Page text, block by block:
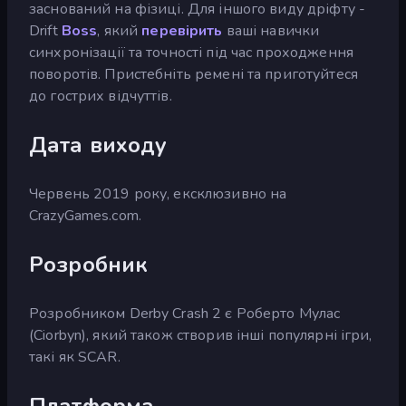
заснований на фізиці. Для іншого виду дріфту -
Drift Boss, який перевірить ваші навички
синхронізації та точності під час проходження
поворотів. Пристебніть ремені та приготуйтеся
до гострих відчуттів.
Дата виходу
Червень 2019 року, ексклюзивно на
CrazyGames.com.
Розробник
Розробником Derby Crash 2 є Роберто Мулас
(Ciorbyn), який також створив інші популярні ігри,
такі як SCAR.